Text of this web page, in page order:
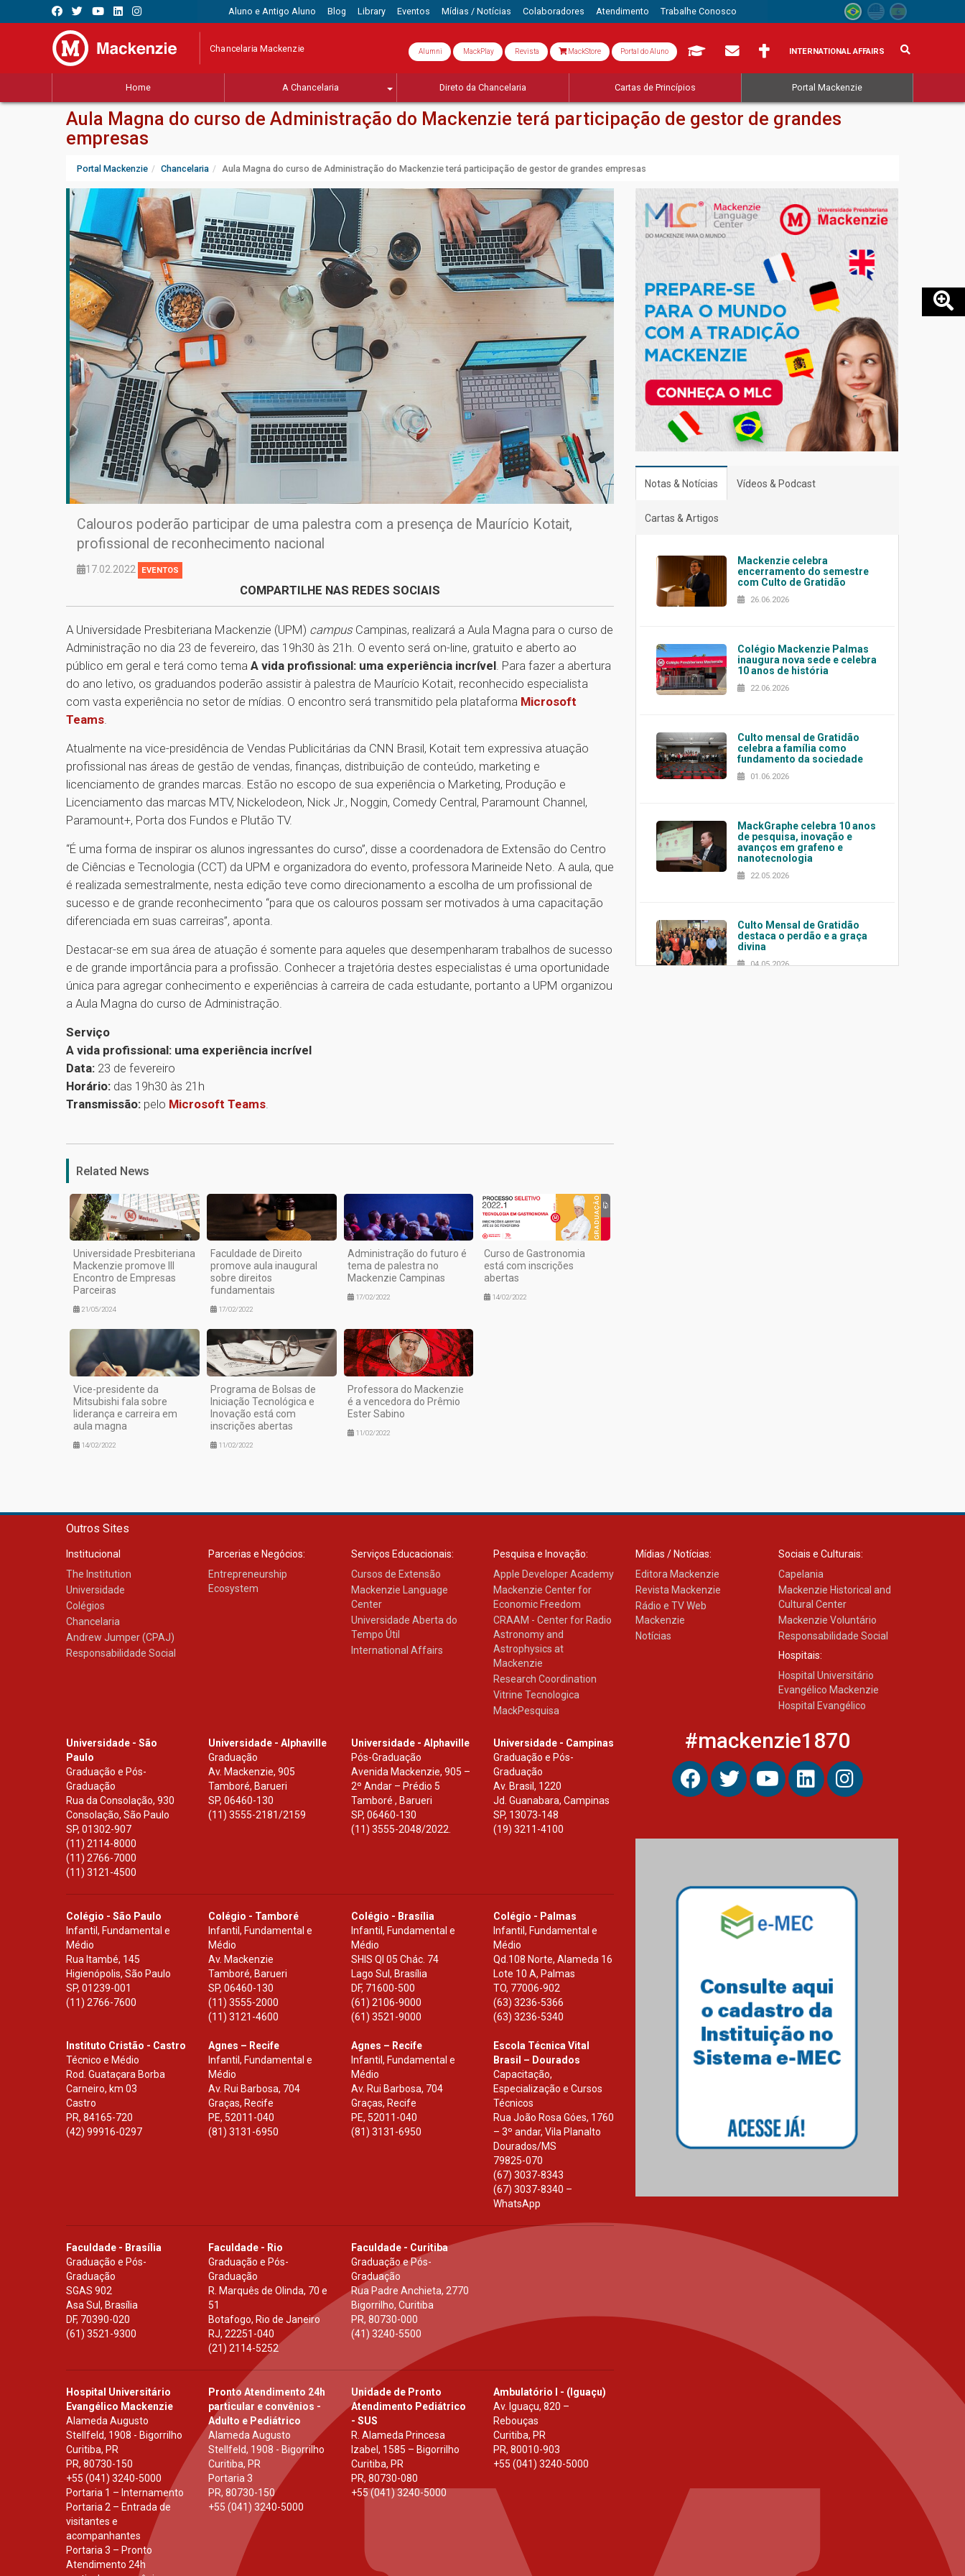
Aluno e Antigo Aluno Blog Library Eventos Mídias / Notícias Colaboradores Atendimento Trabalhe Conosco
Chancelaria Mackenzie Alumni MackPlay Revista MackStore Portal do Aluno INTERNATIONAL AFFAIRS
Home A Chancelaria Direto da Chancelaria Cartas de Princípios Portal Mackenzie
Aula Magna do curso de Administração do Mackenzie terá participação de gestor de grandes
empresas
Portal Mackenzie Chancelaria Aula Magna do curso de Administração do Mackenzie terá participação de gestor de grandes empresas
Calouros poderão participar de uma palestra com a presença de Maurício Kotait,
profissional de reconhecimento nacional
17.02.2022 EVENTOS
COMPARTILHE NAS REDES SOCIAIS
A Universidade Presbiteriana Mackenzie (UPM) campus Campinas, realizará a Aula Magna para o curso de
Administração no dia 23 de fevereiro, das 19h30 às 21h. O evento será on-line, gratuito e aberto ao
público em geral e terá como tema A vida profissional: uma experiência incrível . Para fazer a abertura
do ano letivo, os graduandos poderão assistir à palestra de Maurício Kotait, reconhecido especialista
com vasta experiência no setor de mídias. O encontro será transmitido pela plataforma Microsoft
Teams
Atualmente na vice-presidência de Vendas Publicitárias da CNN Brasil, Kotait tem expressiva atuação
profissional nas áreas de gestão de vendas, finanças, distribuição de conteúdo, marketing e
licenciamento de grandes marcas. Estão no escopo de sua experiência o Marketing, Produção e
Licenciamento das marcas MTV, Nickelodeon, Nick Jr., Noggin, Comedy Central, Paramount Channel,
Paramount+, Porta dos Fundos e Plutão TV.
“É uma forma de inspirar os alunos ingressantes do curso”, disse a coordenadora de Extensão do Centro
de Ciências e Tecnologia (CCT) da UPM e organizadora do evento, professora Marineide Neto. A aula, que
é realizada semestralmente, nesta edição teve como direcionamento a escolha de um profissional de
sucesso e de grande reconhecimento “para que os calouros possam ser motivados à uma capacitação
diferenciada em suas carreiras”, aponta.
Destacar-se em sua área de atuação é somente para aqueles que desempenharam trabalhos de sucesso
e de grande importância para a profissão. Conhecer a trajetória destes especialistas é uma oportunidade
única para agregar conhecimento e experiências à carreira de cada estudante, portanto a UPM organizou
a Aula Magna do curso de Administração.
Serviço
A vida profissional: uma experiência incrível
Data: 23 de fevereiro
Horário: das 19h30 às 21h
Transmissão: pelo Microsoft Teams
Related News
Universidade Presbiteriana
Mackenzie promove III
Encontro de Empresas
Parceiras
21/05/2024
Faculdade de Direito
promove aula inaugural
sobre direitos
fundamentais
17/02/2022
Administração do futuro é
tema de palestra no
Mackenzie Campinas
17/02/2022
Curso de Gastronomia
está com inscrições
abertas
14/02/2022
Vice-presidente da
Mitsubishi fala sobre
liderança e carreira em
aula magna
14/02/2022
Programa de Bolsas de
Iniciação Tecnológica e
Inovação está com
inscrições abertas
11/02/2022
Professora do Mackenzie
é a vencedora do Prêmio
Ester Sabino
11/02/2022
Notas & Notícias Vídeos & Podcast
Cartas & Artigos
Mackenzie celebra
encerramento do semestre
com Culto de Gratidão
26.06.2026
Colégio Mackenzie Palmas
inaugura nova sede e celebra
10 anos de história
22.06.2026
Culto mensal de Gratidão
celebra a família como
fundamento da sociedade
01.06.2026
MackGraphe celebra 10 anos
de pesquisa, inovação e
avanços em grafeno e
nanotecnologia
22.05.2026
Culto Mensal de Gratidão
destaca o perdão e a graça
divina
04.05.2026
Outros Sites
Institucional
The Institution
Universidade
Colégios
Chancelaria
Andrew Jumper (CPAJ)
Responsabilidade Social
Parcerias e Negócios:
Entrepreneurship
Ecosystem
Serviços Educacionais:
Cursos de Extensão
Mackenzie Language
Center
Universidade Aberta do
Tempo Útil
International Affairs
Pesquisa e Inovação:
Apple Developer Academy
Mackenzie Center for
Economic Freedom
CRAAM - Center for Radio
Astronomy and
Astrophysics at
Mackenzie
Research Coordination
Vitrine Tecnologica
MackPesquisa
Mídias / Notícias:
Editora Mackenzie
Revista Mackenzie
Rádio e TV Web
Mackenzie
Notícias
Sociais e Culturais:
Capelania
Mackenzie Historical and
Cultural Center
Mackenzie Voluntário
Responsabilidade Social
Hospitais:
Hospital Universitário
Evangélico Mackenzie
Hospital Evangélico
Universidade - São
Paulo
Graduação e Pós-
Graduação
Rua da Consolação, 930
Consolação, São Paulo
SP, 01302-907
(11) 2114-8000
(11) 2766-7000
(11) 3121-4500
Universidade - Alphaville
Graduação
Av. Mackenzie, 905
Tamboré, Barueri
SP,06460-130
(11) 3555-2181/2159
Universidade - Alphaville
Pós-Graduação
Avenida Mackenzie, 905 –
2º Andar – Prédio 5
Tamboré , Barueri
SP, 06460-130
(11) 3555-2048/2022.
Universidade - Campinas
Graduação e Pós-
Graduação
Av. Brasil, 1220
Jd. Guanabara, Campinas
SP, 13073-148
(19) 3211-4100
Colégio - São Paulo
Infantil, Fundamental e
Médio
Rua Itambé, 145
Higienópolis, São Paulo
SP, 01239-001
(11) 2766-7600
Colégio - Tamboré
Infantil, Fundamental e
Médio
Av. Mackenzie
Tamboré, Barueri
SP,06460-130
(11) 3555-2000
(11) 3121-4600
Colégio - Brasília
Infantil, Fundamental e
Médio
SHIS Ql 05 Chác. 74
Lago Sul, Brasília
DF, 71600-500
(61) 2106-9000
(61) 3521-9000
Colégio - Palmas
Infantil, Fundamental e
Médio
Qd.108 Norte, Alameda 16
Lote 10 A, Palmas
TO, 77006-902
(63) 3236-5366
(63) 3236-5340
Instituto Cristão - Castro
Técnico e Médio
Rod. Guataçara Borba
Carneiro, km 03
Castro
PR, 84165-720
(42) 99916-0297
Agnes – Recife
Infantil, Fundamental e
Médio
Av. Rui Barbosa, 704
Graças, Recife
PE, 52011-040
(81) 3131-6950
Agnes – Recife
Infantil, Fundamental e
Médio
Av. Rui Barbosa, 704
Graças, Recife
PE, 52011-040
(81) 3131-6950
Escola Técnica Vital
Brasil – Dourados
Capacitação,
Especialização e Cursos
Técnicos
Rua João Rosa Góes, 1760
– 3º andar, Vila Planalto
Dourados/MS
79825-070
(67) 3037-8343
(67) 3037-8340 –
WhatsApp
Faculdade - Brasília
Graduação e Pós-
Graduação
SGAS 902
Asa Sul, Brasília
DF, 70390-020
(61) 3521-9300
Faculdade - Rio
Graduação e Pós-
Graduação
R. Marquês de Olinda, 70 e
51
Botafogo, Rio de Janeiro
RJ,22251-040
(21) 2114-5252
Faculdade - Curitiba
Graduação e Pós-
Graduação
Rua Padre Anchieta, 2770
Bigorrilho, Curitiba
PR, 80730-000
(41) 3240-5500
Hospital Universitário
Evangélico Mackenzie
Alameda Augusto
Stellfeld, 1908 - Bigorrilho
Curitiba, PR
PR, 80730-150
+55 (041) 3240-5000
Portaria 1 – Internamento
Portaria 2 – Entrada de
visitantes e
acompanhantes
Portaria 3 – Pronto
Atendimento 24h
Pronto Atendimento 24h
particular e convênios -
Adulto e Pediátrico
Alameda Augusto
Stellfeld, 1908 - Bigorrilho
Curitiba, PR
Portaria 3
PR,80730-150
+55 (041) 3240-5000
Unidade de Pronto
Atendimento Pediátrico
- SUS
R. Alameda Princesa
Izabel, 1585 – Bigorrilho
Curitiba, PR
PR, 80730-080
+55 (041) 3240-5000
Ambulatório I - (Iguaçu)
Av. Iguaçu, 820 –
Rebouças
Curitiba, PR
PR, 80010-903
+55 (041) 3240-5000
#mackenzie1870